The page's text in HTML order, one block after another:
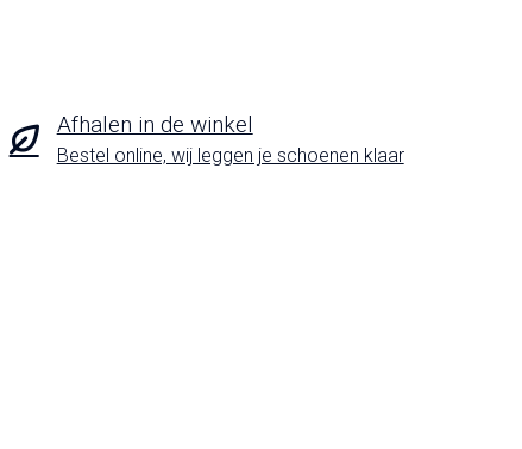
Afhalen in de winkel
Bestel online, wij leggen je schoenen klaar